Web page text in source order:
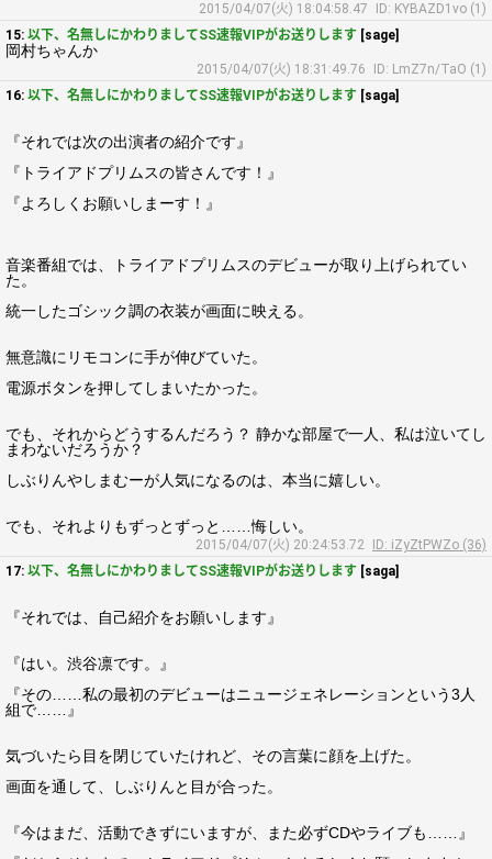
2015/04/07(火) 18:04:58.47
ID: KYBAZD1vo (1)
15: 以下、名無しにかわりましてSS速報VIPがお送りします [sage]
岡村ちゃんか
2015/04/07(火) 18:31:49.76
ID: LmZ7n/TaO (1)
16: 以下、名無しにかわりましてSS速報VIPがお送りします [saga]
『それでは次の出演者の紹介です』
『トライアドプリムスの皆さんです！』
『よろしくお願いしまーす！』
音楽番組では、トライアドプリムスのデビューが取り上げられてい
た。
統一したゴシック調の衣装が画面に映える。
無意識にリモコンに手が伸びていた。
電源ボタンを押してしまいたかった。
でも、それからどうするんだろう？ 静かな部屋で一人、私は泣いてし
まわないだろうか？
しぶりんやしまむーが人気になるのは、本当に嬉しい。
でも、それよりもずっとずっと……悔しい。
2015/04/07(火) 20:24:53.72
ID: iZyZtPWZo (36)
17: 以下、名無しにかわりましてSS速報VIPがお送りします [saga]
『それでは、自己紹介をお願いします』
『はい。渋谷凛です。』
『その……私の最初のデビューはニュージェネレーションという3人
組で……』
気づいたら目を閉じていたけれど、その言葉に顔を上げた。
画面を通して、しぶりんと目が合った。
『今はまだ、活動できずにいますが、また必ずCDやライブも……』